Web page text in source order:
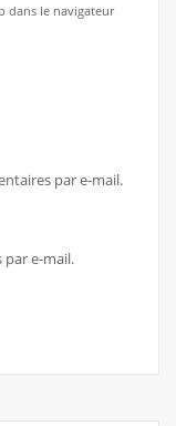
dans le navigateur
par e-mail.
par e-mail.